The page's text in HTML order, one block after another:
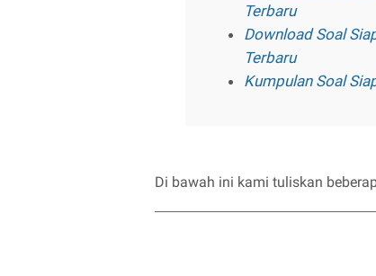
Terbaru
Download Soal
Terbaru
Kumpulan Soal
Di bawah ini kami tuliskan